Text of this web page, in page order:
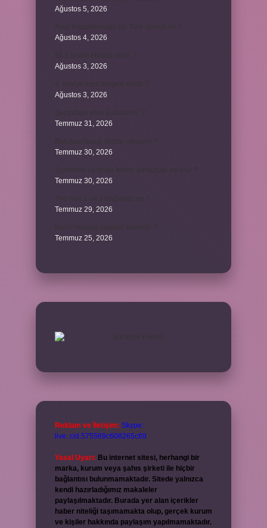
Ağustos 5, 2026
Ağustos 4, 2026
Ağustos 3, 2026
Ağustos 3, 2026
Temmuz 31, 2026
Temmuz 30, 2026
Temmuz 30, 2026
Temmuz 29, 2026
Temmuz 25, 2026
Reklam ve İletişim: Skype:
live:.cid.575569c608265c69
Yasal Uyarı: Bu internet sitesi, herhangi bir
marka, kurum veya şahıs şirketi ile hiçbir
bağlantısı bulunmamaktadır. Sitede yalnızca
kendi hazırladığımız makaleler
paylaşılmaktadır. Burada yer alan içerikler
haber niteliği taşımamakta olup, gerçek kurum
ve kişiler hakkında paylaşım yapılmamaktadır.